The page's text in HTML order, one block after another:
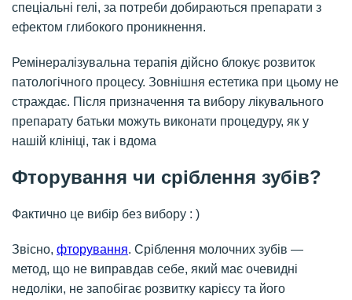
спеціальні гелі, за потреби добираються препарати з
ефектом глибокого проникнення.
Ремінералізувальна терапія дійсно блокує розвиток
патологічного процесу. Зовнішня естетика при цьому не
страждає. Після призначення та вибору лікувального
препарату батьки можуть виконати процедуру, як у
нашій клініці, так і вдома
Фторування чи сріблення зубів?
Фактично це вибір без вибору : )
Звісно, фторування. Сріблення молочних зубів —
метод, що не виправдав себе, який має очевидні
недоліки, не запобігає розвитку карієсу та його